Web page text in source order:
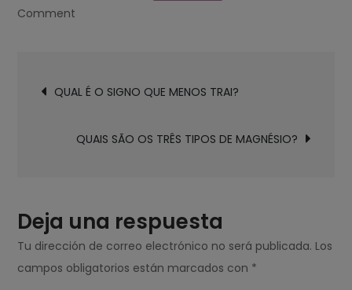
Comment
DIZER
HORA
Navegación
de
entradas
QUAL É O SIGNO QUE MENOS TRAI?
QUAIS SÃO OS TRÊS TIPOS DE MAGNÉSIO?
Deja una respuesta
Tu dirección de correo electrónico no será publicada. Los
campos obligatorios están marcados con *